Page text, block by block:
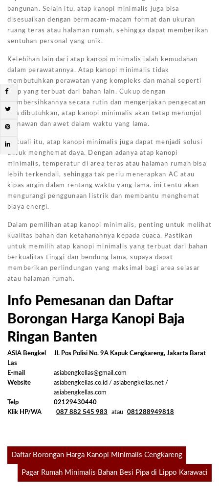
bangunan. Selain itu, atap kanopi minimalis juga bisa
disesuaikan dengan bermacam-macam format dan ukuran
ruang teras atau halaman rumah, sehingga dapat memberikan
sentuhan personal yang unik.
Kelebihan lain dari atap kanopi minimalis ialah kemudahan
dalam perawatannya. Atap kanopi minimalis tidak
membutuhkan perawatan yang kompleks dan mahal seperti
atap yang terbuat dari bahan lain. Cukup dengan
membersihkannya secara rutin dan mengerjakan pengecatan
jika dibutuhkan, atap kanopi minimalis akan tetap menonjol
menawan dan awet dalam waktu yang lama.
Kecuali itu, atap kanopi minimalis juga dapat menjadi solusi
untuk menghemat daya. Dengan adanya atap kanopi
minimalis, temperatur di area teras atau halaman rumah bisa
lebih terkendali, sehingga tak perlu menerapkan AC atau
kipas angin dalam rentang waktu yang lama. ini tentu akan
mengurangi penggunaan listrik dan membantu menghemat
biaya energi.
Dalam pemilihan atap kanopi minimalis, penting untuk melihat
kualitas bahan dan ketahanannya kepada cuaca. Pastikan
untuk memilih atap kanopi minimalis yang terbuat dari bahan
berkualitas tinggi dan bendung lama, supaya dapat
memberikan perlindungan yang maksimal bagi area selasar
atau halaman rumah.
Info Pemesanan dan Daftar
Borongan Harga Kanopi Baja
Ringan Banten
ASIA Bengkel
Las
Jl. Pos Polisi No. 9A Kapuk Cengkareng, Jakarta Barat
E-mail
asiabengkellas@gmail.com
Website
asiabengkellas.co.id / asiabengkellas.net /
asiabengkellas.com
Telp
02129430440
Klik HP/WA
087 882 545 983 atau 081288949818
Post
navigation
Daftar Borongan Harga Kanopi Minimalis Cengkareng
Pagar Rumah Minimalis Bahan Besi Pipa di Lippo Karawaci